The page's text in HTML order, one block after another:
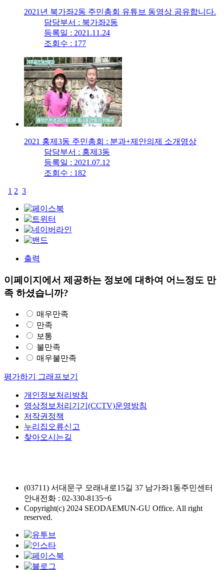
2021년 북가좌2동 주민총회 유튜브 동영상 공유합니다.
담당부서 : 북가좌2동
등록일 : 2021.11.24
조회수 : 177
2021 홍제3동 주민총회 : 분과+제안의제 소개영상
담당부서 : 홍제3동
등록일 : 2021.07.12
조회수 : 182
1 2 3
출력
이페이지에서 제공하는 정보에 대하여 어느정도 만
족 하셨습니까?
매우만족
만족
보통
불만족
매우불만족
평가하기 그래프보기
개인정보처리방침
영상정보처리기기(CCTV)운영방침
저작권정책
누리집오류신고
찾아오시는길
(03711) 서대문구 모래내로15길 37 남가좌1동주민센터
안내전화 : 02-330-8135~6
Copyright(c) 2024 SEODAEMUN-GU Office. All right
reserved.